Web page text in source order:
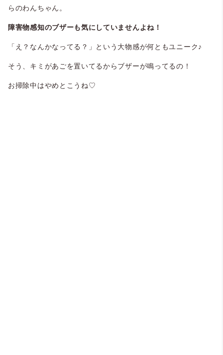
らのわんちゃん。
障害物感知のブザーも気にしていませんよね！
「え？なんかなってる？」という大物感が何ともユニーク♪
そう、キミがあごを置いてるからブザーが鳴ってるの！
お掃除中はやめとこうね♡